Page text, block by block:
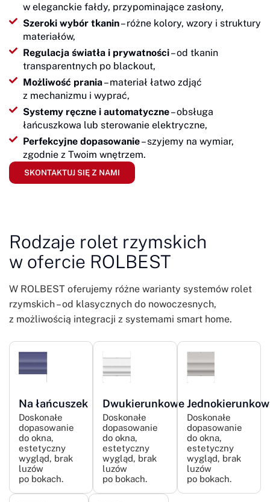
w eleganckie fałdy, przypominające zasłony,
Szeroki wybór tkanin– różne kolory, wzory i struktury
materiałów,
Regulacja światła i prywatności– od tkanin
transparentnych po blackout,
Możliwość prania– materiał łatwo zdjąć
z mechanizmu i wyprać,
Systemy ręczne i automatyczne– obsługa
łańcuszkowa lub sterowanie elektryczne,
Perfekcyjne dopasowanie– szyjemy na wymiar,
zgodnie z Twoim wnętrzem.
SKONTAKTUJ SIĘ Z NAMI
Rodzaje rolet rzymskich
w ofercie ROLBEST
W ROLBEST oferujemy różne warianty systemów rolet
rzymskich – od klasycznych do nowoczesnych,
z możliwością integracji z systemami smart home.
Na łańcuszek
Doskonałe
dopasowanie
do okna,
estetyczny
wygląd, brak
luzów
po bokach.
Dwukierunkowe
Doskonałe
dopasowanie
do okna,
estetyczny
wygląd, brak
luzów
po bokach.
Doskonałe
dopasowanie
do okna,
estetyczny
wygląd, brak
luzów
po bokach.